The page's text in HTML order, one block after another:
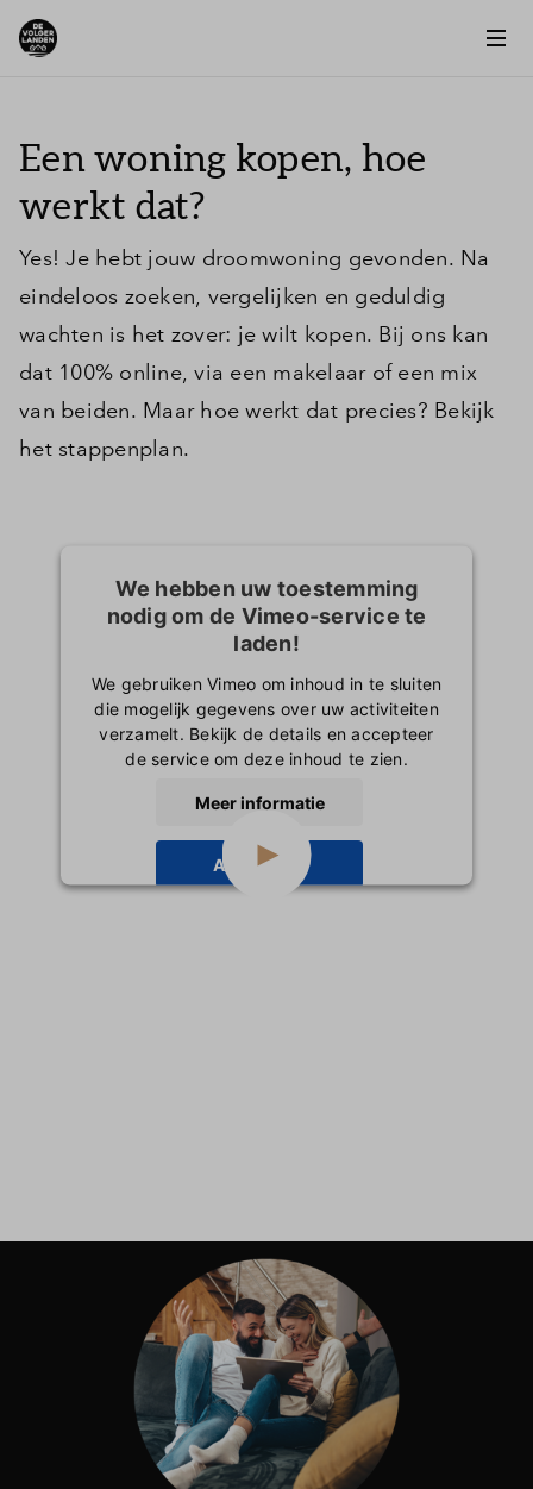
Een woning kopen, hoe
werkt dat?
Yes! Je hebt jouw droomwoning gevonden. Na
eindeloos zoeken, vergelijken en geduldig
wachten is het zover: je wilt kopen. Bij ons kan
dat 100% online, via een makelaar of een mix
van beiden. Maar hoe werkt dat precies? Bekijk
het stappenplan.
We hebben uw toestemming
nodig om de Vimeo-service te
laden!
We gebruiken Vimeo om inhoud in te sluiten
die mogelijk gegevens over uw activiteiten
verzamelt. Bekijk de details en accepteer
de service om deze inhoud te zien.
Meer informatie
Accepteren